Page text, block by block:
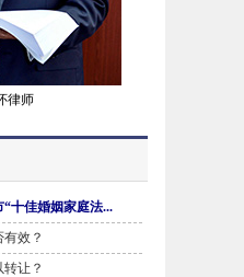
律师
十佳婚姻家庭法...
效？
让？